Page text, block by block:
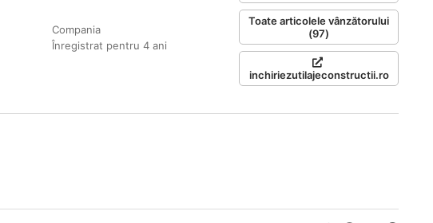
Compania
Înregistrat pentru 4 ani
Toate articolele vânzătorului
(97)
inchiriezutilajeconstructii.ro